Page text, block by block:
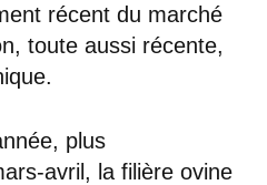
récent du marché
toute aussi récente,
plus
avril, la filière ovine